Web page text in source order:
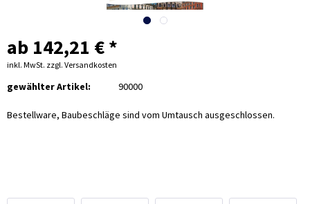
ab 142,21 € *
inkl. MwSt. zzgl. Versandkosten
gewählter Artikel: 90000
Bestellware, Baubeschläge sind vom Umtausch ausgeschlossen.